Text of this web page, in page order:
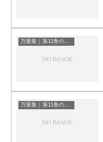
万葉集｜第11巻の和歌一覧
万葉集｜第11巻の和歌一覧